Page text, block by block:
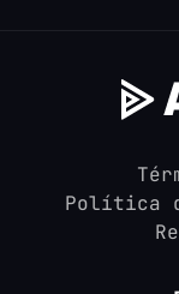
Política